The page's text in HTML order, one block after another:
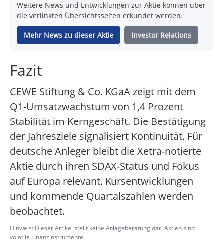
Weitere News und Entwicklungen zur Aktie können über
die verlinkten Übersichtsseiten erkundet werden.
Mehr News zu dieser Aktie Investor Relations
Fazit
CEWE Stiftung & Co. KGaA zeigt mit dem
Q1-Umsatzwachstum von 1,4 Prozent
Stabilität im Kerngeschäft. Die Bestätigung
der Jahresziele signalisiert Kontinuität. Für
deutsche Anleger bleibt die Xetra-notierte
Aktie durch ihren SDAX-Status und Fokus
auf Europa relevant. Kursentwicklungen
und kommende Quartalszahlen werden
beobachtet.
Hinweis: Dieser Artikel stellt keine Anlageberatung dar. Aktien sind
volatile Finanzinstrumente.